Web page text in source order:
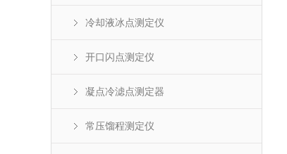
冷却液冰点测定仪
开口闪点测定仪
凝点冷滤点测定器
常压馏程测定仪